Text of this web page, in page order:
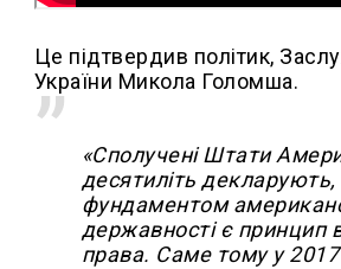
Це підтвердив політик,
України Микола Голомша.
«Сполучені Штати
десятиліть
фундаментом
державності є принцип
права. Саме тому у 2017